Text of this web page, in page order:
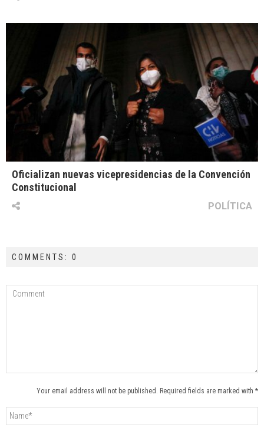
Oficializan nuevas vicepresidencias de la Convención
Constitucional
POLÍTICA
COMMENTS: 0
Your email address will not be published. Required fields are marked with *